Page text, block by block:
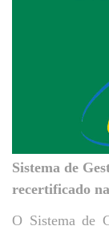
Sistema de
recertificado
O Sistema de